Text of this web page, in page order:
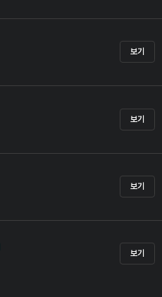
보기
보기
보기
보기